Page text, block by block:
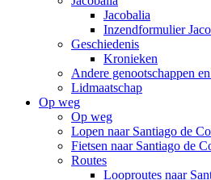
Jacobalia
Inzendformulier
Geschiedenis
Kronieken
Andere genootschappen en
Lidmaatschap
Op weg
Op weg
Lopen naar Santiago de
Fietsen naar Santiago de
Routes
Looproutes naar